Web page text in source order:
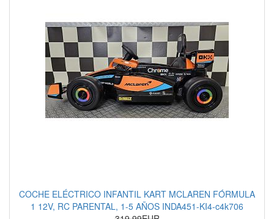
COCHE ELÉCTRICO INFANTIL KART MCLAREN FÓRMULA
1 12V, RC PARENTAL, 1-5 AÑOS INDA451-KI4-c4k706